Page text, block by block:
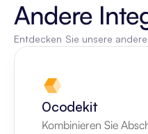
Andere
Entdecken Sie unsere
0codekit
Kombinieren Sie